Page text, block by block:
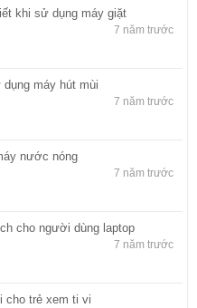
khi sử dụng máy giặt
7 năm trước
máy hút mùi
7 năm trước
nước nóng
7 năm trước
cho người dùng laptop
7 năm trước
cho trẻ xem ti vi